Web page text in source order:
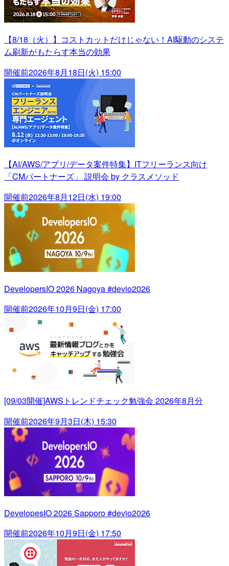
【8/18（火）】コストカットだけじゃない！AI駆動のシステ
ム刷新がもたらす本当の効果
開催前2026年8月18日(火) 15:00
【AI/AWS/アプリ/データ案件特集】ITフリーランス向け
「CMパートナーズ」 説明会 by クラスメソッド
開催前2026年8月12日(水) 19:00
DevelopersIO 2026 Nagoya #devio2026
開催前2026年10月9日(金) 17:00
[09/03開催]AWSトレンドチェック勉強会 2026年8月分
開催前2026年9月3日(木) 15:30
DevelopesIO 2026 Sapporo #devio2026
開催前2026年10月9日(金) 17:50